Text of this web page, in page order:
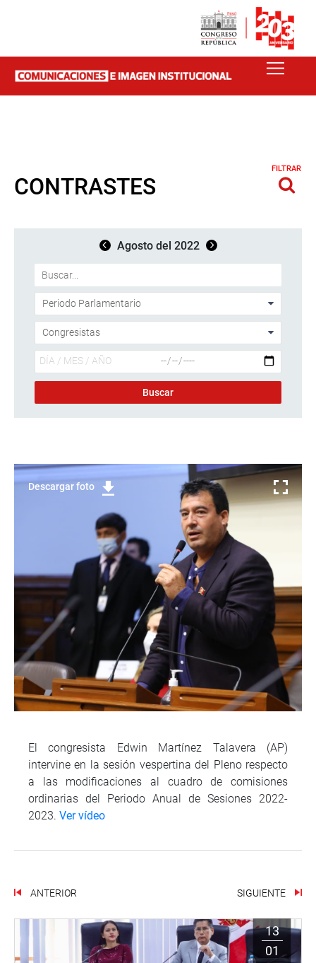
CONTRASTES
FILTRAR
Agosto del 2022
Descargar foto
El congresista Edwin Martínez Talavera (AP)
intervine en la sesión vespertina del Pleno respecto
a las modificaciones al cuadro de comisiones
ordinarias del Periodo Anual de Sesiones 2022-
2023. Ver vídeo
ANTERIOR SIGUIENTE
13
01